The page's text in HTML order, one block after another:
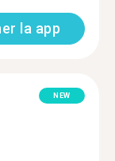
la app
NEW